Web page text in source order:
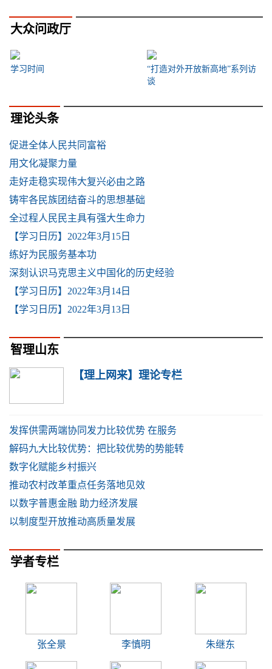
大众问政厅
学习时间
“打造对外开放新高地”系列访
谈
理论头条
促进全体人民共同富裕
用文化凝聚力量
走好走稳实现伟大复兴必由之路
铸牢各民族团结奋斗的思想基础
全过程人民民主具有强大生命力
【学习日历】2022年3月15日
练好为民服务基本功
深刻认识马克思主义中国化的历史经验
【学习日历】2022年3月14日
【学习日历】2022年3月13日
智理山东
【理上网来】理论专栏
发挥供需两端协同发力比较优势 在服务
解码九大比较优势：把比较优势的势能转
数字化赋能乡村振兴
推动农村改革重点任务落地见效
以数字普惠金融 助力经济发展
以制度型开放推动高质量发展
学者专栏
张全景 李慎明 朱继东